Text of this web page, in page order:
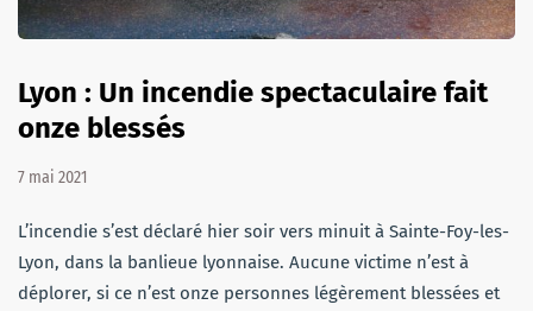
Lyon : Un incendie spectaculaire fait
onze blessés
7 mai 2021
L’incendie s’est déclaré hier soir vers minuit à Sainte-Foy-les-
Lyon, dans la banlieue lyonnaise. Aucune victime n’est à
déplorer, si ce n’est onze personnes légèrement blessées et